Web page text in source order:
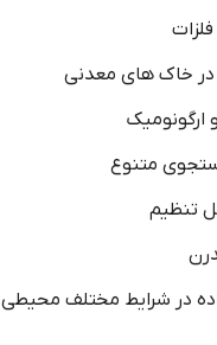
در خاک های معدنی
متنوع
تنظیم
در شرایط مختلف محیطی